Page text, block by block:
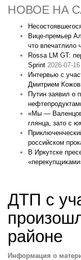
НОВОЕ НА
Вице‑премьер
что впечатлило
Rossa LM GT:
Sprint 2026-07-16
Интервью с
Дмитрием
Путин заявил о
«Мы —
глянца, зато с
российском
В Иркутске
ДТП с
районе
Информация о